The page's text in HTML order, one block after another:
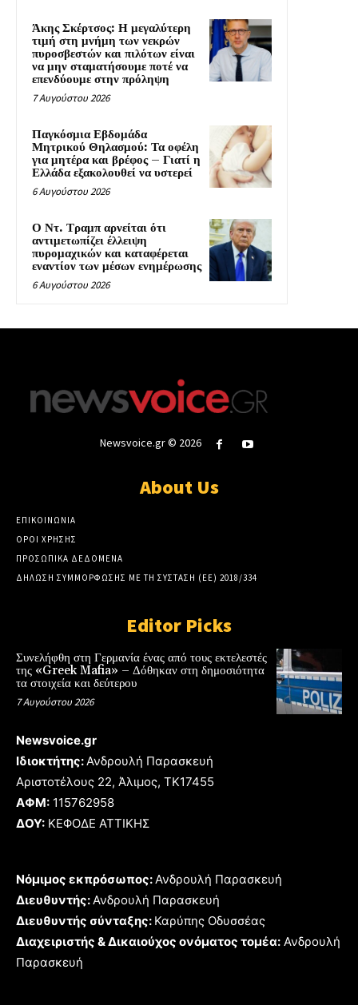
Άκης Σκέρτσος: Η μεγαλύτερη
τιμή στη μνήμη των νεκρών
πυροσβεστών και πιλότων είναι
να μην σταματήσουμε ποτέ να
επενδύουμε στην πρόληψη
7 Αυγούστου 2026
Παγκόσμια Εβδομάδα
Μητρικού Θηλασμού: Τα οφέλη
για μητέρα και βρέφος – Γιατί η
Ελλάδα εξακολουθεί να υστερεί
6 Αυγούστου 2026
Ο Ντ. Τραμπ αρνείται ότι
αντιμετωπίζει έλλειψη
πυρομαχικών και καταφέρεται
εναντίον των μέσων ενημέρωσης
6 Αυγούστου 2026
Newsvoice.gr © 2026
About Us
ΕΠΙΚΟΙΝΩΝΙΑ
ΟΡΟΙ ΧΡΗΣΗΣ
ΠΡΟΣΩΠΙΚΑ ΔΕΔΟΜΕΝΑ
ΔΗΛΩΣΗ ΣΥΜΜΟΡΦΩΣΗΣ ΜΕ ΤΗ ΣΥΣΤΑΣΗ (ΕΕ) 2018/334
Editor Picks
Συνελήφθη στη Γερμανία ένας από τους εκτελεστές
της «Greek Mafia» – Δόθηκαν στη δημοσιότητα
τα στοιχεία και δεύτερου
7 Αυγούστου 2026
Newsvoice.gr
Ιδιοκτήτης:Ανδρουλή Παρασκευή
Αριστοτέλους 22, Άλιμος, TK17455
ΑΦΜ: 115762958
ΔΟΥ: ΚΕΦΟΔΕ ΑΤΤΙΚΗΣ
Νόμιμος εκπρόσωπος:Ανδρουλή Παρασκευή
Διευθυντής:Ανδρουλή Παρασκευή
Διευθυντής σύνταξης: Καρύπης Οδυσσέας
Διαχειριστής & Δικαιούχος ονόματος τομέα: Ανδρουλή
Παρασκευή